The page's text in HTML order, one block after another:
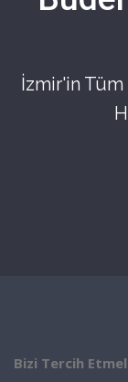
İzmir'in
Bizi Tercih